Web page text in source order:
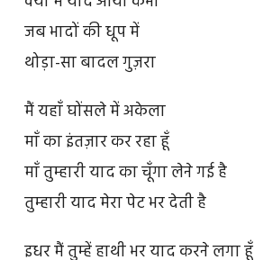
जब भादों की धूप में
थोड़ा-सा बादल गुज़रा
मैं यहाँ घोंसले में अकेला
माँ का इंतज़ार कर रहा हूँ
माँ तुम्हारी याद का चूँगा लेने गई है
तुम्हारी याद मेरा पेट भर देती है
इधर मैं तुम्हें हाथी भर याद करने लगा हूँ